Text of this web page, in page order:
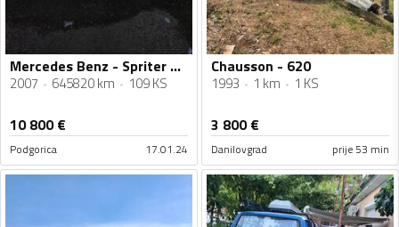
Mercedes Benz - Spriter 311 CDI
2007 645820 km 109 KS
10 800€
Podgorica 17.01.24
Chausson - 620
1993 1 km 1 KS
3 800€
Danilovgrad prije 53 min